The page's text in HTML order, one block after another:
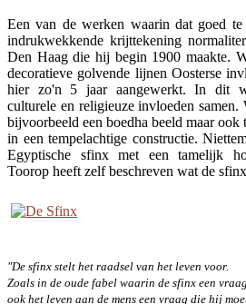
Een van de werken waarin dat goed
indrukwekkende krijttekening
Den Haag die hij begin 1900 maakte.
decoratieve golvende lijnen Oosterse
hier zo'n 5 jaar aangewerkt. In dit
culturele en religieuze invloeden samen.
bijvoorbeeld een boedha beeld maar ook
in een tempelachtige constructie.
Egyptische sfinx met een tamelijk
Toorop heeft zelf beschreven wat de
"De sfinx stelt het raadsel van het leven voor.
Zoals in de oude fabel waarin de sfinx een
ook het leven aan de mens een vraag die hij